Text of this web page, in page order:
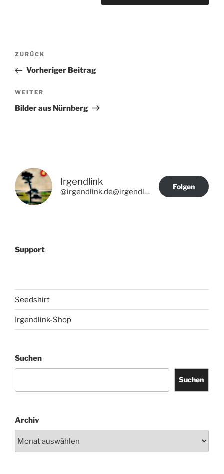
Beitragsnavigation
Vorheriger
Beitrag
ZURÜCK
Vorheriger Beitrag
Nächster
Beitrag
WEITER
Bilder aus Nürnberg
Irgendlink
@irgendlink.de@irgendlink.de
Folgen
Support
Seedshirt
Irgendlink-Shop
Suchen
Suchen
Archiv